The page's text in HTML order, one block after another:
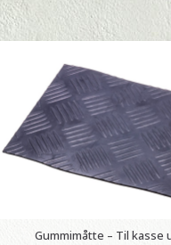
Gummimåtte – Til kasse